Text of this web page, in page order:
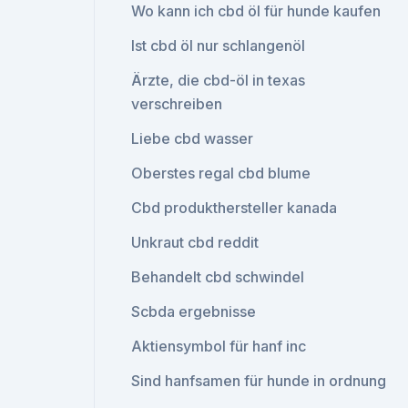
Wo kann ich cbd öl für hunde kaufen
Ist cbd öl nur schlangenöl
Ärzte, die cbd-öl in texas
verschreiben
Liebe cbd wasser
Oberstes regal cbd blume
Cbd produkthersteller kanada
Unkraut cbd reddit
Behandelt cbd schwindel
Scbda ergebnisse
Aktiensymbol für hanf inc
Sind hanfsamen für hunde in ordnung